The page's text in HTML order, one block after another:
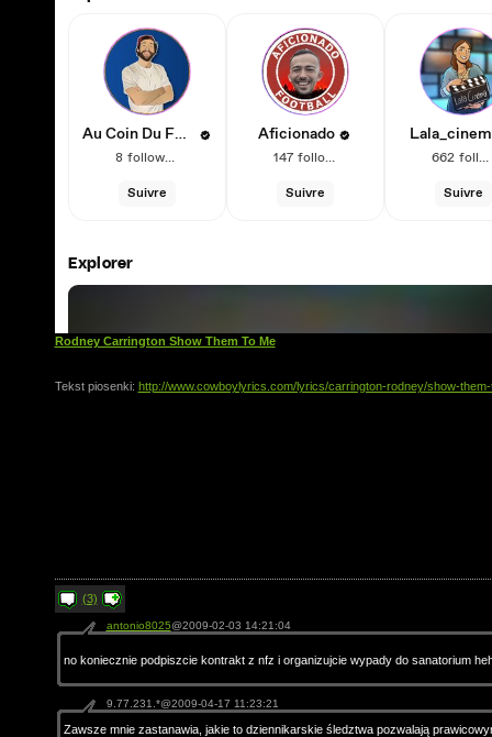
Rodney Carrington Show Them To Me
Tekst piosenki: http://www.cowboylyrics.com/lyrics/carrington-rodney/show-
(3)
antonio8025@2009-02-03 14:21:04
no koniecznie podpiszcie kontrakt z nfz i organizujcie wypady do sanatorium
9.77.231.*@2009-04-17 11:23:21
Zawsze mnie zastanawia, jakie to dziennikarskie śledztwa pozwalają